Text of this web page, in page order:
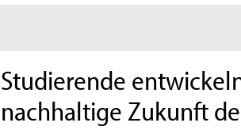
Studierende
nachhaltige Zukunft